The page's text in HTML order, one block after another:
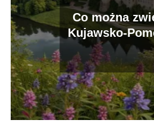
Co można
Kujawsko-